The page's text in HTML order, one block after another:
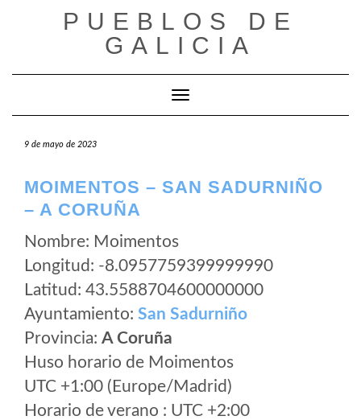
PUEBLOS DE
GALICIA
Cambiar modo de navegación
9 de mayo de 2023
MOIMENTOS – SAN SADURNIÑO
– A CORUÑA
Nombre: Moimentos
Longitud: -8.0957759399999990
Latitud: 43.5588704600000000
Ayuntamiento: San Sadurniño
Provincia: A Coruña
Huso horario de Moimentos
UTC +1:00 (Europe/Madrid)
Horario de verano : UTC +2:00